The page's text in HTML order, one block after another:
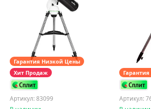
Гарантия Низкой Цены
Хит Продаж
Артикул: 83099
Артикул: